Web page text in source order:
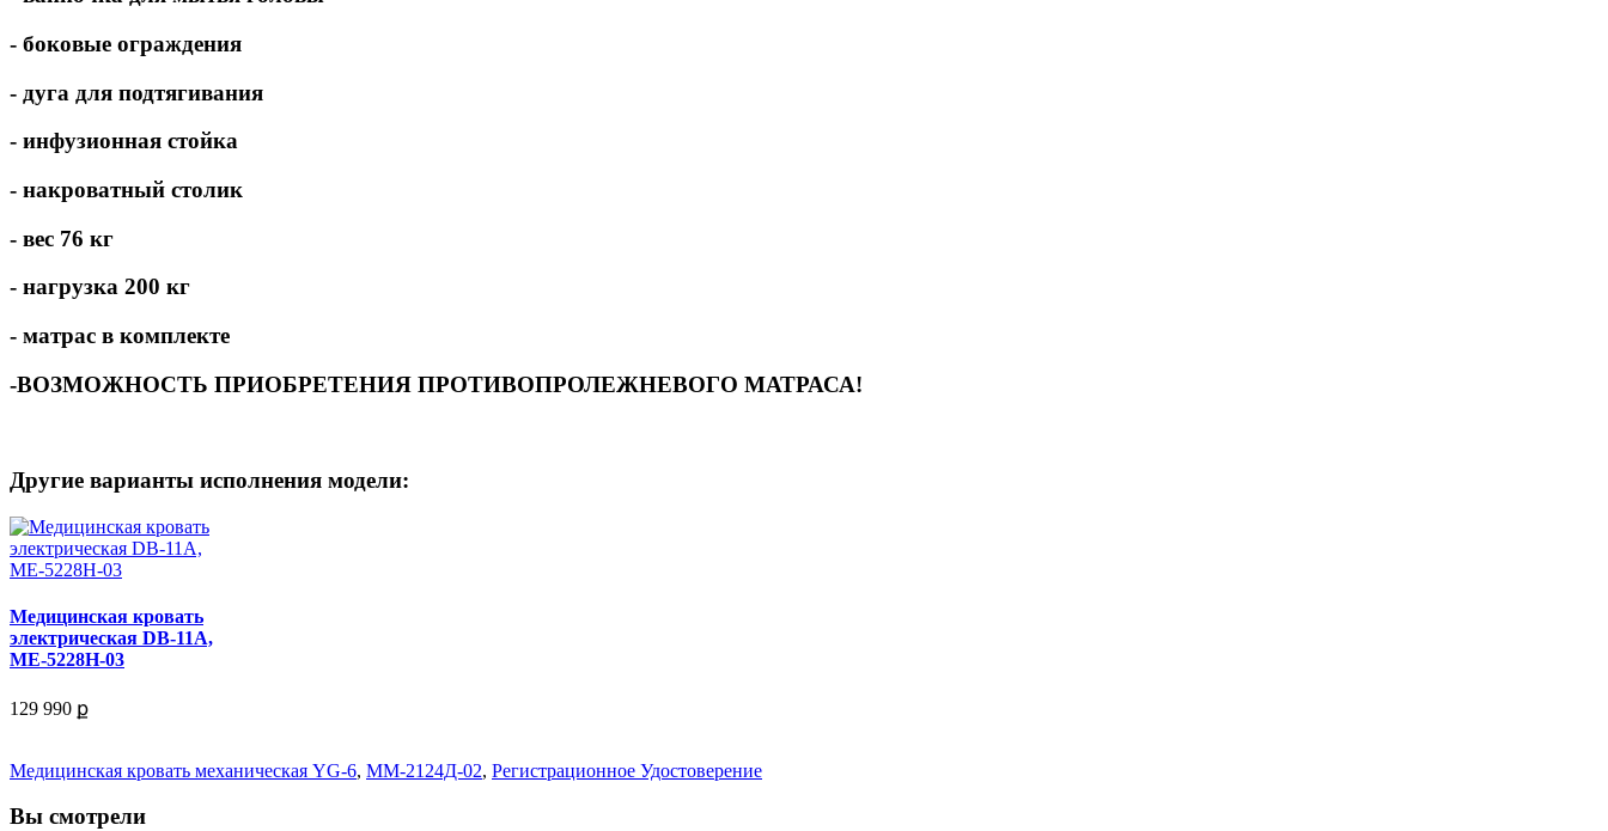
- боковые ограждения
- дуга для подтягивания
- инфузионная стойка
- накроватный столик
- вес 76 кг
- нагрузка 200 кг
- матрас в комплекте
-ВОЗМОЖНОСТЬ ПРИОБРЕТЕНИЯ ПРОТИВОПРОЛЕЖНЕВОГО МАТРАСА!
Другие варианты исполнения модели:
Медицинская кровать
электрическая DB-11А,
МЕ-5228Н-03
129 990 ք
Медицинская кровать механическая YG-6, ММ-2124Д-02, Регистрационное Удостоверение
Вы смотрели